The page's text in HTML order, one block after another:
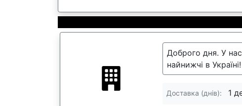
Доброго дня. У нас
найнижчі в
Доставка (днів): 1